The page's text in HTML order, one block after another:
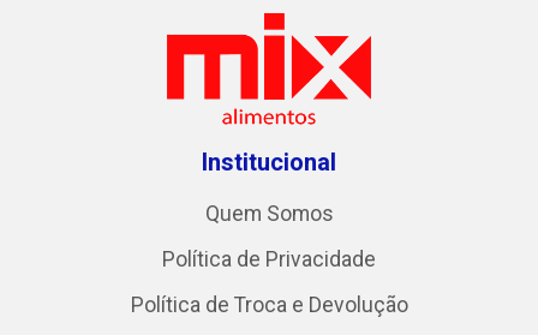
Institucional
Quem Somos
Política de Privacidade
Política de Troca e Devolução